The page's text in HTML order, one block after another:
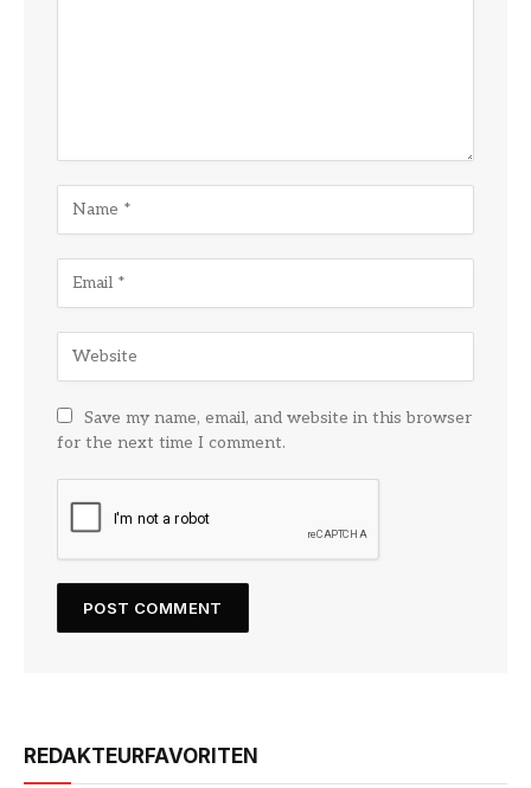
Save my name, email, and website in this browser
for the next time I comment.
REDAKTEURFAVORITEN